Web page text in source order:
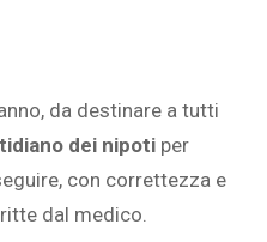
da destinare a tutti
dei nipoti per
con correttezza e
dal medico.